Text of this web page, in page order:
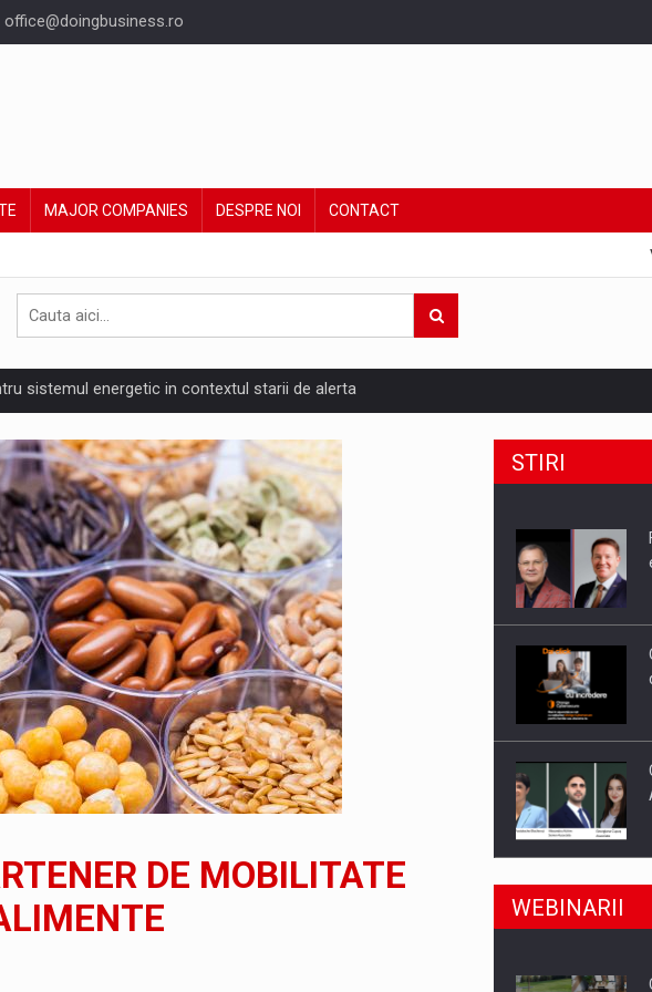
office@doingbusiness.ro
MAJOR COMPANIES DESPRE NOI CONTACT
sistemul energetic in contextul starii de alerta
pedepseste granitele?
Reveals About Bakuchiol's Evolution
noilor reglementari UE privind ambalajele pot risca retragerea produselor din piata
ON THE INTERNATIONAL BUSINESS SCENE
DIGITALIZED WHOLESALER IN ROMANIA
a Pall-Ex, liderul pietei de transport paletizat din Romania, preiau compania
DE MOBILITATE
STIRI
WEBINARII